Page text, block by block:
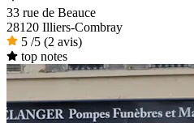
33 rue de Beauce
28120 Illiers-Combray
5 /5 (2 avis)
top notes